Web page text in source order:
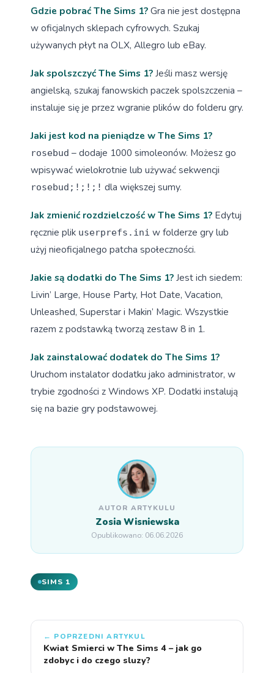
Gdzie pobrać The Sims 1?Gra nie jest dostępna
w oficjalnych sklepach cyfrowych. Szukaj
używanych płyt na OLX, Allegro lub eBay.
Jak spolszczyć The Sims 1?Jeśli masz wersję
angielską, szukaj fanowskich paczek spolszczenia –
instaluje się je przez wgranie plików do folderu gry.
Jaki jest kod na pieniądze w The Sims 1?
rosebud – dodaje 1000 simoleonów. Możesz go
wpisywać wielokrotnie lub używać sekwencji
rosebud;!;!;! dla większej sumy.
Jak zmienić rozdzielczość w The Sims 1? Edytuj
ręcznie plik userprefs.ini w folderze gry lub
użyj nieoficjalnego patcha społeczności.
Jakie są dodatki do The Sims 1?Jest ich siedem:
Livin’ Large, House Party, Hot Date, Vacation,
Unleashed, Superstar i Makin’ Magic. Wszystkie
razem z podstawką tworzą zestaw 8 in 1.
Jak zainstalować dodatek do The Sims 1?
Uruchom instalator dodatku jako administrator, w
trybie zgodności z Windows XP. Dodatki instalują
się na bazie gry podstawowej.
AUTOR ARTYKULU
Zosia Wisniewska
Opublikowano: 06.06.2026
SIMS 1
← POPRZEDNI ARTYKUL
Kwiat Smierci w The Sims 4 – jak go
zdobyc i do czego sluzy?